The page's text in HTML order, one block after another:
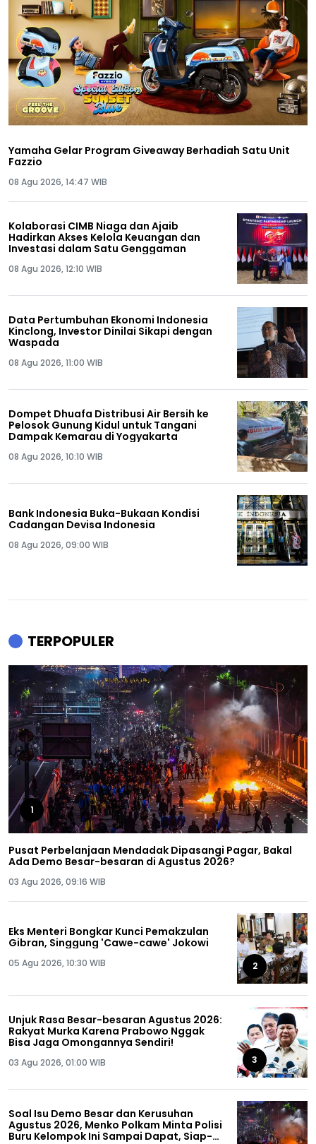
Yamaha Gelar Program Giveaway Berhadiah Satu Unit
Fazzio
08 Agu 2026, 14:47 WIB
Kolaborasi CIMB Niaga dan Ajaib
Hadirkan Akses Kelola Keuangan dan
Investasi dalam Satu Genggaman
08 Agu 2026, 12:10 WIB
Data Pertumbuhan Ekonomi Indonesia
Kinclong, Investor Dinilai Sikapi dengan
Waspada
08 Agu 2026, 11:00 WIB
Dompet Dhuafa Distribusi Air Bersih ke
Pelosok Gunung Kidul untuk Tangani
Dampak Kemarau di Yogyakarta
08 Agu 2026, 10:10 WIB
Bank Indonesia Buka-Bukaan Kondisi
Cadangan Devisa Indonesia
08 Agu 2026, 09:00 WIB
TERPOPULER
1
Pusat Perbelanjaan Mendadak Dipasangi Pagar, Bakal
Ada Demo Besar-besaran di Agustus 2026?
03 Agu 2026, 09:16 WIB
Eks Menteri Bongkar Kunci Pemakzulan
Gibran, Singgung 'Cawe-cawe' Jokowi
05 Agu 2026, 10:30 WIB 2
Unjuk Rasa Besar-besaran Agustus 2026:
Rakyat Murka Karena Prabowo Nggak
Bisa Jaga Omongannya Sendiri!
03 Agu 2026, 01:00 WIB 3
Soal Isu Demo Besar dan Kerusuhan
Agustus 2026, Menko Polkam Minta Polisi
Buru Kelompok Ini Sampai Dapat, Siap-